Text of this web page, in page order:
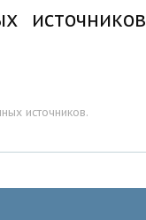
источников
источников.